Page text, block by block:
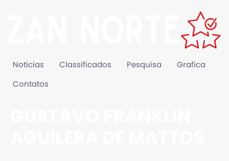
Noticias Classificados Pesquisa Grafica
Contatos